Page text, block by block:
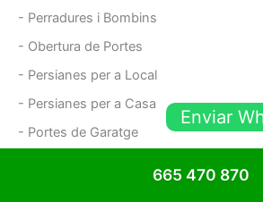
- Perradures i Bombins
- Obertura de Portes
- Persianes per a Local
- Persianes per a Casa
- Portes de Garatge
Enviar
665 470 870